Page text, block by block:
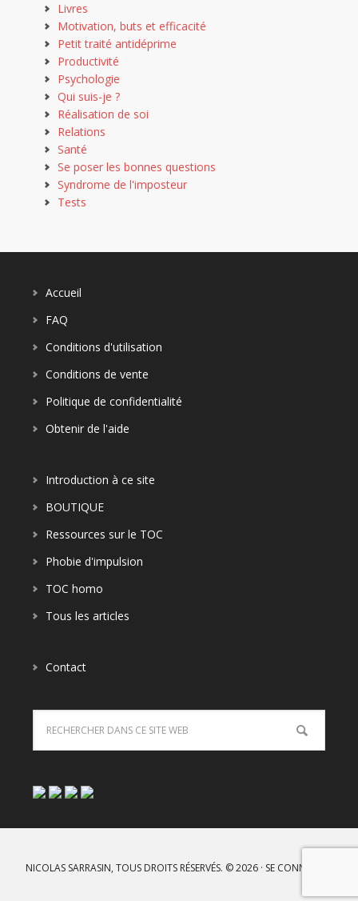
Livres
Motivation, buts et efficacité
Petit traité antidéprime
Productivité
Psychologie
Qui suis-je ?
Réalisation de soi
Relations
Santé
Se poser les bonnes questions
Syndrome de l'imposteur
Tests
Accueil
FAQ
Conditions d'utilisation
Conditions de vente
Politique de confidentialité
Obtenir de l'aide
Introduction à ce site
BOUTIQUE
Ressources sur le TOC
Phobie d'impulsion
TOC homo
Tous les articles
Contact
NICOLAS SARRASIN, TOUS DROITS RÉSERVÉS. © 2026 · SE CONNECTER